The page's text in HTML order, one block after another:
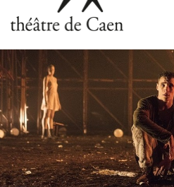
au
contenu
principal
Panneau de gestion des cookies